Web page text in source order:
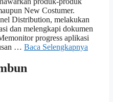
New Costumer.
Distribution, melakukan
dan melengkapi dokumen
progress aplikasi
… Baca Selengkapnya